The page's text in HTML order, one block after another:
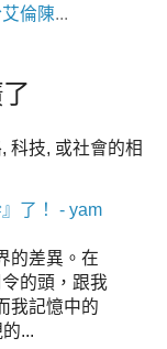
倫陳...
科技, 或社會的相
了！ - yam
的差異。在
的頭，跟我
我記憶中的
...